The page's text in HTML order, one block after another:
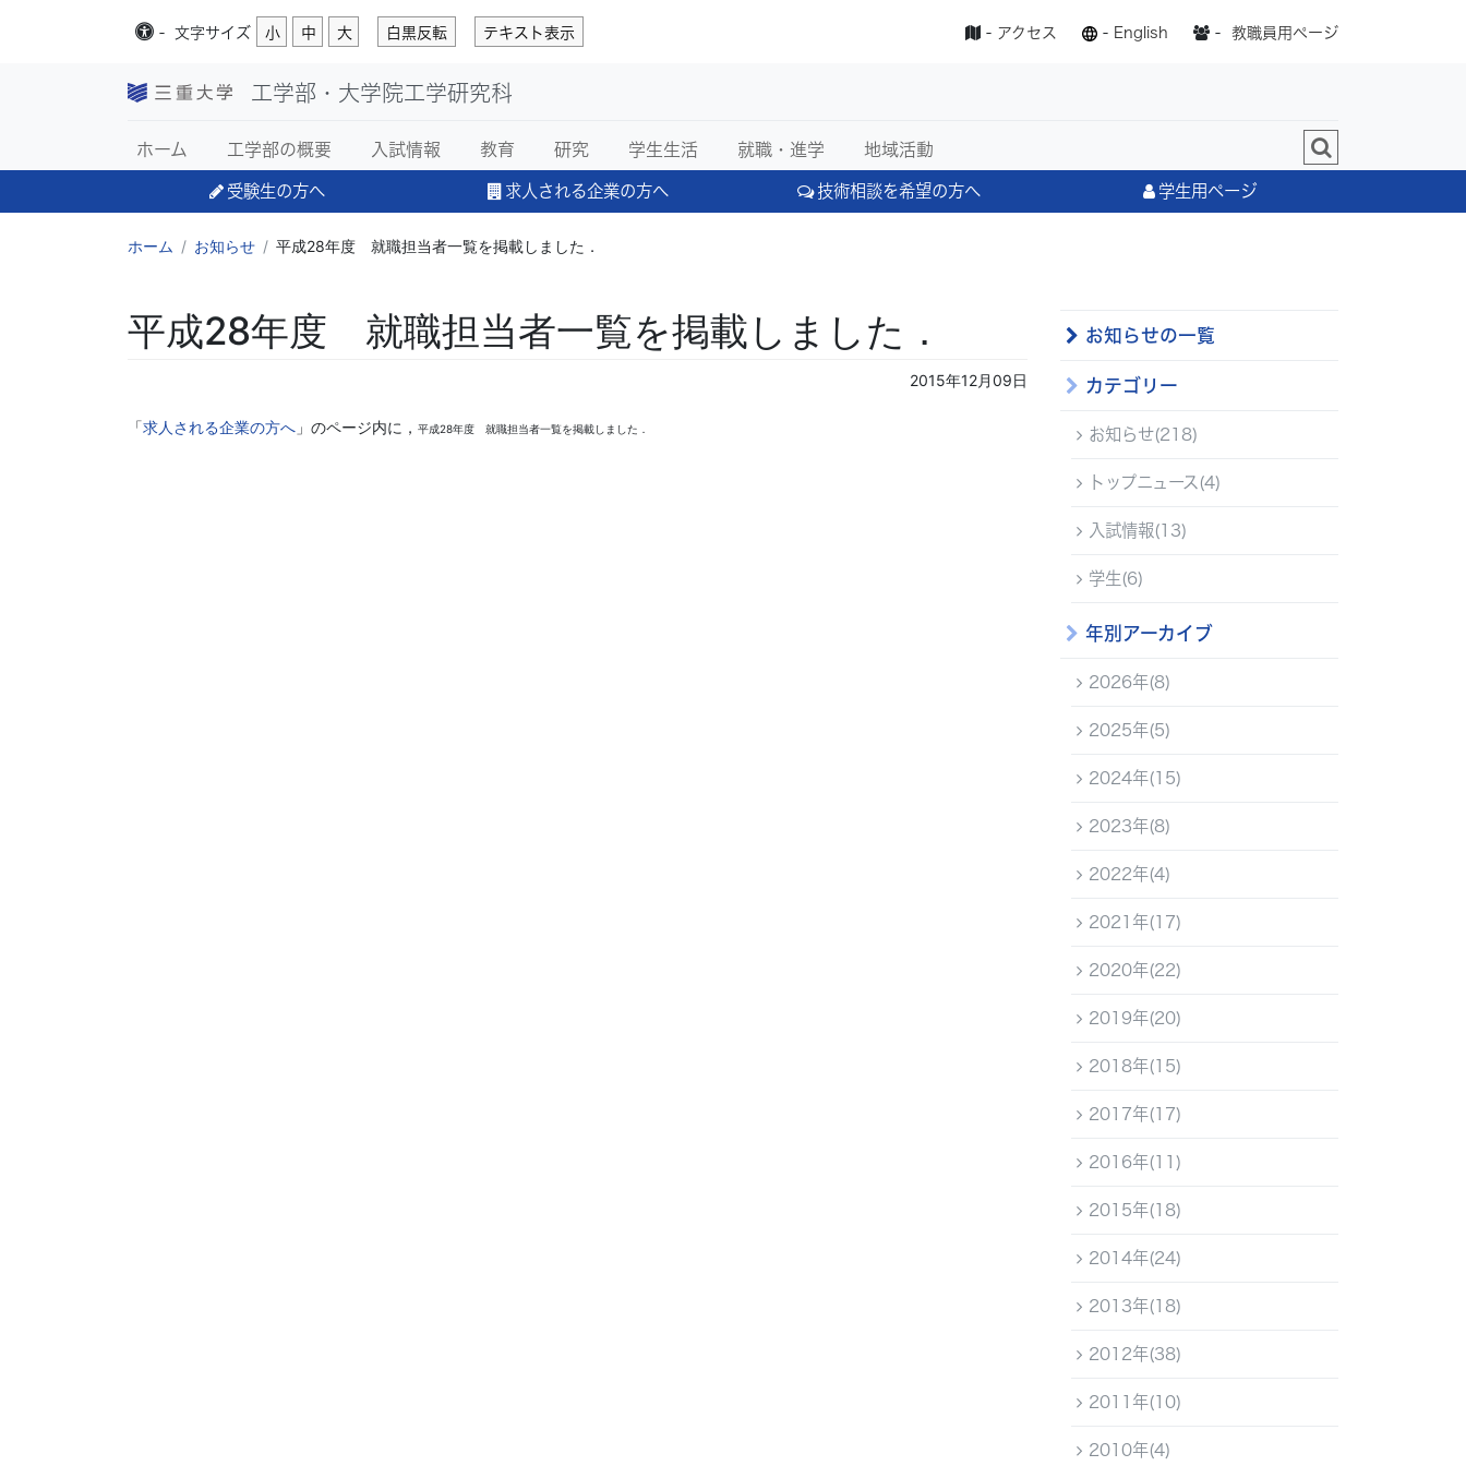
- 文字サイズ 小 中 大 白黒反転 テキスト表示 - アクセス - English - 教職員用ページ
工学部・大学院工学研究科
ホーム 工学部の概要 入試情報 教育 研究 学生生活 就職・進学 地域活動
受験生の方へ 求人される企業の方へ 技術相談を希望の方へ 学生用ページ
ホーム お知らせ 平成28年度 就職担当者一覧を掲載しました．
お知らせの一覧
カテゴリー
お知らせ(218)
トップニュース(4)
入試情報(13)
学生(6)
年別アーカイブ
2026年(8)
2025年(5)
2024年(15)
2023年(8)
2022年(4)
2021年(17)
2020年(22)
2019年(20)
2018年(15)
2017年(17)
2016年(11)
2015年(18)
2014年(24)
2013年(18)
2012年(38)
2011年(10)
2010年(4)
平成28年度 就職担当者一覧を掲載しました．
2015年12月09日
「求人される企業の方へ 」のページ内に， 平成28年度 就職担当者一覧を掲載しました．